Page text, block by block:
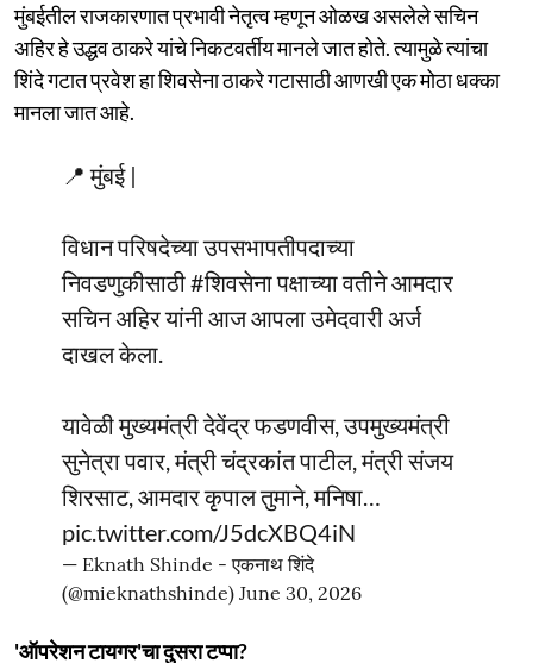
मुंबईतील राजकारणात प्रभावी नेतृत्व म्हणून ओळख असलेले सचिन
अहिर हे उद्धव ठाकरे यांचे निकटवर्तीय मानले जात होते. त्यामुळे त्यांचा
शिंदे गटात प्रवेश हा शिवसेना ठाकरे गटासाठी आणखी एक मोठा धक्का
मानला जात आहे.
📍 मुंबई |
विधान परिषदेच्या उपसभापतीपदाच्या
निवडणुकीसाठी#शिवसेनापक्षाच्या वतीने आमदार
सचिन अहिर यांनी आज आपला उमेदवारी अर्ज
दाखल केला.
यावेळी मुख्यमंत्री देवेंद्र फडणवीस, उपमुख्यमंत्री
सुनेत्रा पवार, मंत्री चंद्रकांत पाटील, मंत्री संजय
शिरसाट, आमदार कृपाल तुमाने, मनिषा…
pic.twitter.com/J5dcXBQ4iN
— Eknath Shinde - एकनाथ शिंदे
(@mieknathshinde) June 30, 2026
'ऑपरेशन टायगर'चा दुसरा टप्पा?